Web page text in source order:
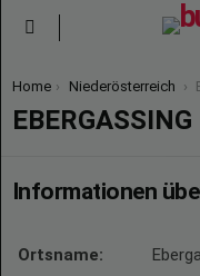
You are here:
Home Niederösterreich
EBERGASSING
Informationen
Ortsname: